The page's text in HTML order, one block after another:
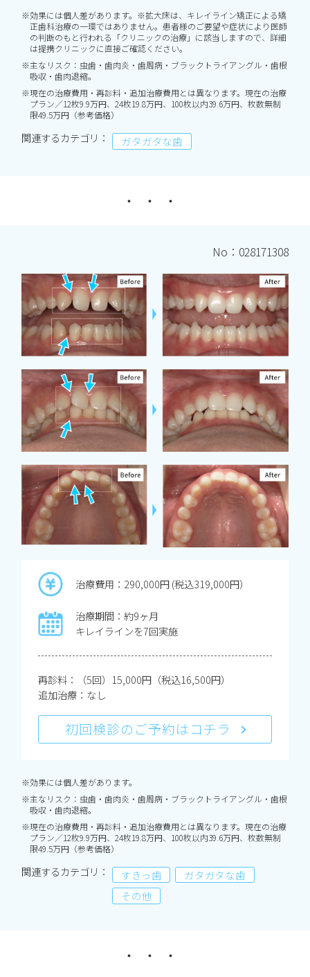
※効果には個人差があります。※拡大床は、キレイライン矯正による矯
正歯科治療の一環ではありません。患者様のご要望や症状により医師
の判断のもと行われる「クリニックの治療」に該当しますので、詳細
は提携クリニックに直接ご確認ください。
※主なリスク：虫歯・歯肉炎・歯周病・ブラックトライアングル・歯根
吸収・歯肉退縮。
※現在の治療費用・再診料・追加治療費用とは異なります。現在の治療
プラン／12枚9.9万円、24枚19.8万円、100枚以内39.6万円、枚数無制
限49.5万円（参考価格）
関連するカテゴリ： ガタガタな歯
No：028171308
治療費用：290,000円 (税込319,000円）
治療期間：約9ヶ月
キレイラインを7回実施
再診料：（5回）15,000円（税込16,500円）
追加治療：なし
初回検診のご予約はコチラ
※効果には個人差があります。
※主なリスク：虫歯・歯肉炎・歯周病・ブラックトライアングル・歯根
吸収・歯肉退縮。
※現在の治療費用・再診料・追加治療費用とは異なります。現在の治療
プラン／12枚9.9万円、24枚19.8万円、100枚以内39.6万円、枚数無制
限49.5万円（参考価格）
関連するカテゴリ： すきっ歯
ガタガタな歯
その他